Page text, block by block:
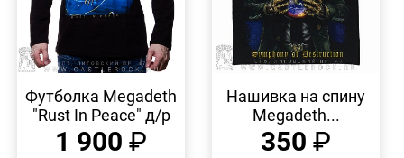
ПРОСМОТР
Футболка Megadeth
"Rust In Peace" д/р
1 900 ₽
ПРОСМОТР
Нашивка на спину
Megadeth...
350 ₽